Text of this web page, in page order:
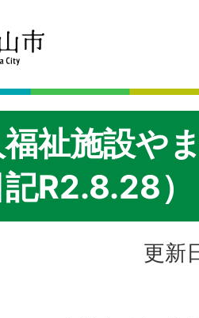
祉施設や
記R2.8.28）
更新